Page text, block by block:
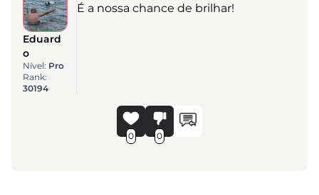
Eduard
o
Nível: Pro
Rank:
30194
É a nossa chance de brilhar!
0 0